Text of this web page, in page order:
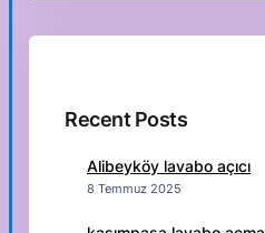
Recent Posts
Alibeyköy lavabo açıcı
8 Temmuz 2025